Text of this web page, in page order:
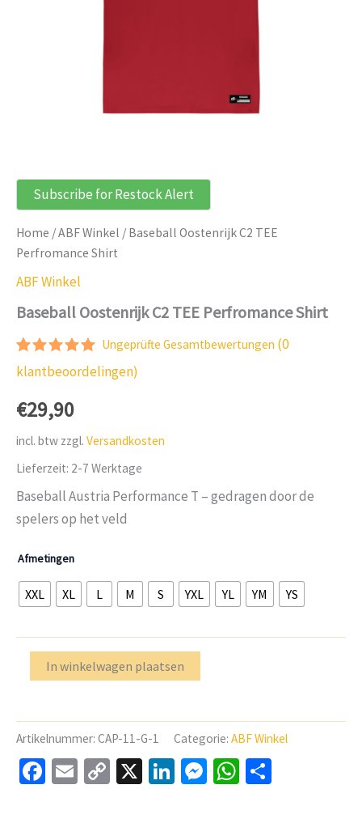
Subscribe for Restock Alert
Home /ABF Winkel / Baseball Oostenrijk C2 TEE
Perfromance Shirt
ABF Winkel
Baseball Oostenrijk C2 TEE Perfromance Shirt
Beoordeeld
met5.00
op basis
van
2
klantbeoordelingen
Ungeprüfte Gesamtbewertungen (0
klantbeoordelingen)
€29,90
incl. btw zzgl. Versandkosten
Lieferzeit: 2-7 Werktage
Baseball Austria Performance T – gedragen door de
spelers op het veld
Afmetingen
XXL XL L M S YXL YL YM YS
Baseball
Oostenrijk
Perfromance
Shirt
aantal
In winkelwagen plaatsen
Artikelnummer: CAP-11-G-1 Categorie: ABF Winkel
Facebook
EmailCopy
X LinkedIn
Messenger
WhatsApp